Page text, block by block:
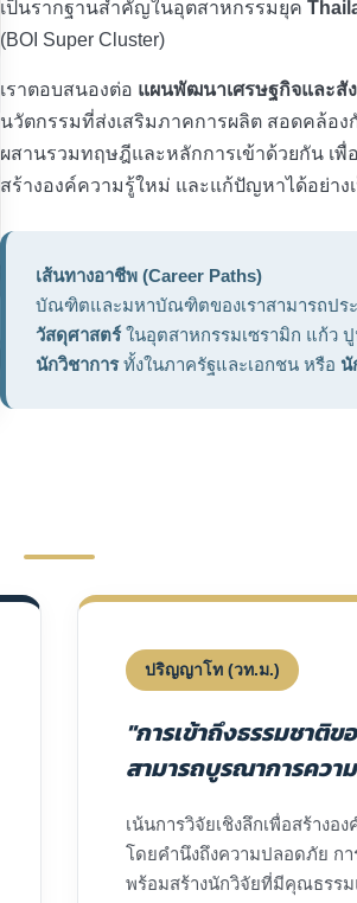
เป็นรากฐานสำคัญในอุตสาหกรรมยุค
(BOI Super Cluster)
เราตอบสนองต่อ แผนพัฒนาเศรษฐกิจและสั
นวัตกรรมที่ส่งเสริมภาคการผลิต สอดคล้อ
ผสานรวมทฤษฎีและหลักการเข้าด้วยกัน เ
สร้างองค์ความรู้ใหม่ และแก้ปัญหาได้อย่าง
เส้นทางอาชีพ (Career Paths)
บัณฑิตและมหาบัณฑิตของเราสามารถปร
วัสดุศาสตร์ในอุตสาหกรรมเซรามิก แก้ว
นักวิชาการทั้งในภาครัฐและเอกชน หรือ นั
ปริญญาโท (วท.ม.)
"การเข้าถึงธรรมชาติข
สามารถบูรณาการควา
เน้นการวิจัยเชิงลึกเพื่อสร้าง
โดยคำนึงถึงความปลอดภัย ก
พร้อมสร้างนักวิจัยที่มีคุณธรร